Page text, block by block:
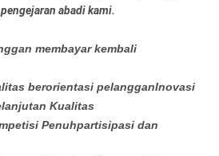
abadi kami.
membayar kembali
berorientasi pelangganInovasi
Kualitas
Penuhpartisipasi dan